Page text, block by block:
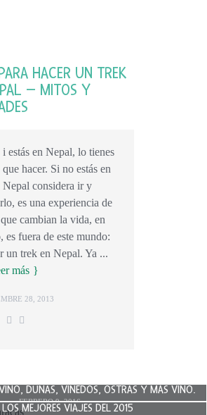
HACER UN TREK
– MITOS Y
que hacer. Si no estás en
Nepal considera ir y
es una experiencia de
que cambian la vida, en
es fuera de este mundo:
un trek en Nepal. Ya ...
más
28, 2013
DUNAS, VIÑEDOS, OSTRAS Y MÁS VINO.
FEBRERO 9, 2016
MEJORES VIAJES DEL 2015